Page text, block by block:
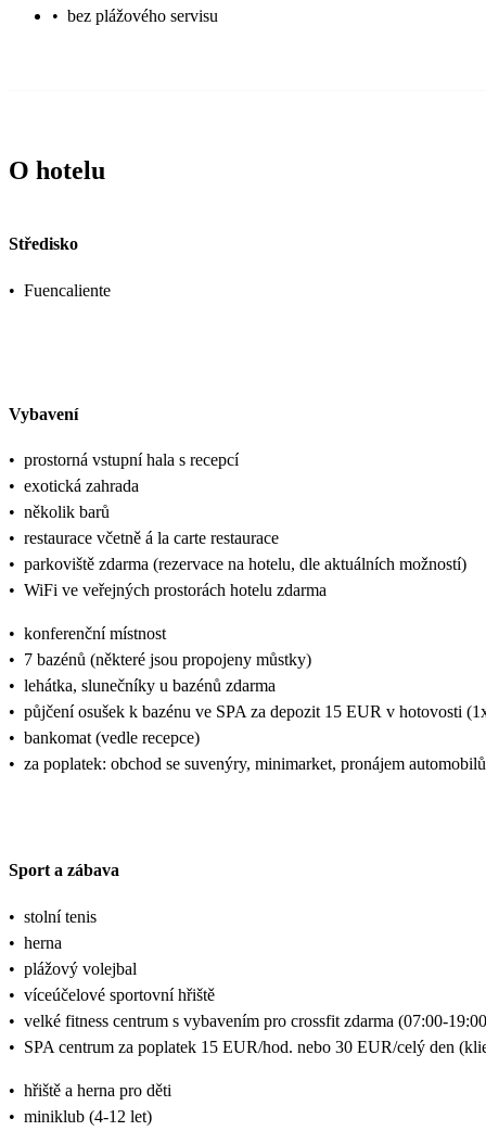
• bez plážového servisu
O hotelu
Středisko
• Fuencaliente
Vybavení
• prostorná vstupní hala s recepcí
• exotická zahrada
• několik barů
• restaurace včetně á la carte restaurace
• parkoviště zdarma (rezervace na hotelu, dle aktuálních možností)
• WiFi ve veřejných prostorách hotelu zdarma
• konferenční místnost
• 7 bazénů (některé jsou propojeny můstky)
• lehátka, slunečníky u bazénů zdarma
• půjčení osušek k bazénu ve SPA za depozit 15 EUR v hotovosti
• bankomat (vedle recepce)
• za poplatek: obchod se suvenýry, minimarket, pronájem
Sport a zábava
• stolní tenis
• herna
• plážový volejbal
• víceúčelové sportovní hřiště
• velké fitness centrum s vybavením pro crossfit zdarma (07:00-
• SPA centrum za poplatek 15 EUR/hod. nebo 30 EUR/celý den
• hřiště a herna pro děti
• miniklub (4-12 let)